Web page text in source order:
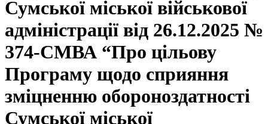
Сумської міської військової
адміністрації від 26.12.2025 №
374-СМВА “Про цільову
Програму щодо сприяння
зміцненню обороноздатності
Сумської міської